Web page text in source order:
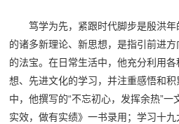
笃学为先，紧跟时代脚步是殷洪
的诸多新理论、新思想，是指引前进
的法宝。在日常生活中，他充分利用
想、先进文化的学习，并注重感悟和积
中，他撰写的“不忘初心，发挥余热”
实效，做有实绩》一书录用；学习十